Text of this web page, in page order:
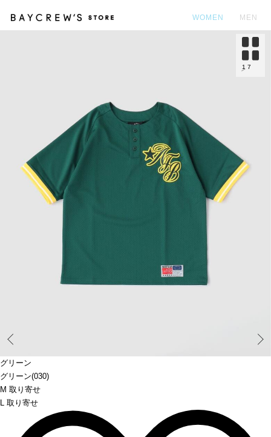
WOMEN MEN
グリーン
グリーン(030)
M 取り寄せ
L 取り寄せ
1 7